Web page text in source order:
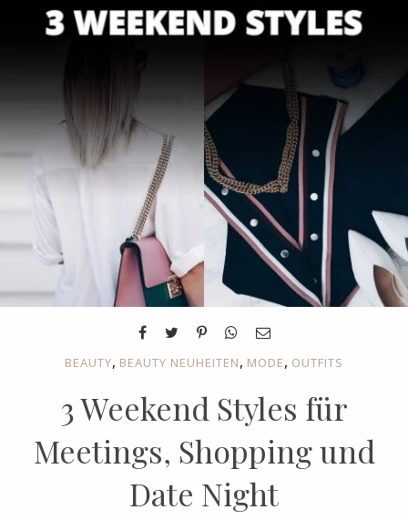
BEAUTY, BEAUTY NEUHEITEN, MODE, OUTFITS
3 Weekend Styles für
Meetings, Shopping und
Date Night